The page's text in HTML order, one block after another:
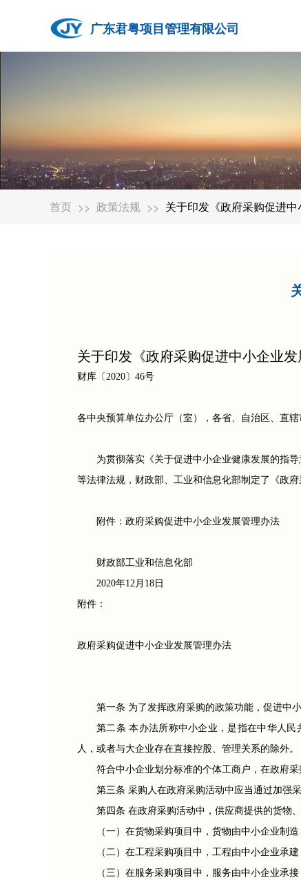
广东君粤项目管理有限公司
首页 >> 政策法规 >> 关于印发《政府采购促进
关于印发《政府采购促进中小企业
财库〔2020〕46号
各中央预算单位办公厅（室），各省、自治区、直
为贯彻落实《关于促进中小企业健康发展的指
等法律法规，财政部、工业和信息化部制定了《政
附件：政府采购促进中小企业发展管理办法
财政部工业和信息化部
2020年12月18日
附件：
政府采购促进中小企业发展管理办法
第一条 为了发挥政府采购的政策功能，促进中
第二条 本办法所称中小企业，是指在中华人
人，或者与大企业存在直接控股、管理关系的除外。
符合中小企业划分标准的个体工商户，在政府采
第三条 采购人在政府采购活动中应当通过加强
第四条 在政府采购活动中，供应商提供的货物
（一）在货物采购项目中，货物由中小企业制
（二）在工程采购项目中，工程由中小企业承
（三）在服务采购项目中，服务由中小企业承